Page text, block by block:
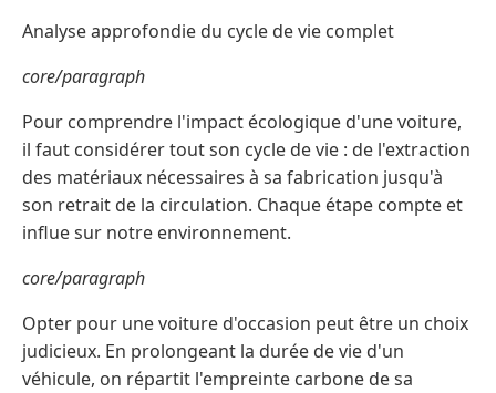
Analyse approfondie du cycle de vie complet
core/paragraph
Pour comprendre l'impact écologique d'une voiture,
il faut considérer tout son cycle de vie : de l'extraction
des matériaux nécessaires à sa fabrication jusqu'à
son retrait de la circulation. Chaque étape compte et
influe sur notre environnement.
core/paragraph
Opter pour une voiture d'occasion peut être un choix
judicieux. En prolongeant la durée de vie d'un
véhicule, on répartit l'empreinte carbone de sa